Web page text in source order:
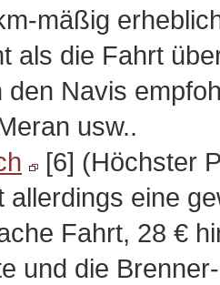
mäßig
als die Fahrt
den Navis
usw..
[6] (Höchster
allerdings eine
Fahrt, 28 €
und die